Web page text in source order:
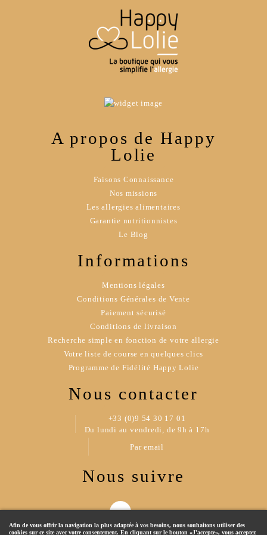
Afin de vous offrir la navigation la plus adaptée à vos besoins, nous souhaitons utiliser des
cookies sur ce site avec votre consentement. En cliquant sur le bouton «J'accepte», vous acceptez
A propos de Happy
Lolie
Faisons Connaissance
Nos missions
Les allergies alimentaires
Garantie nutritionnistes
Le Blog
Informations
Mentions légales
Conditions Générales de Vente
Paiement sécurisé
Conditions de livraison
Recherche simple en fonction de votre allergie
Votre liste de course en quelques clics
Programme de Fidélité Happy Lolie
Nous contacter
+33 (0)9 54 30 17 01
Du lundi au vendredi, de 9h à 17h
Par email
Nous suivre